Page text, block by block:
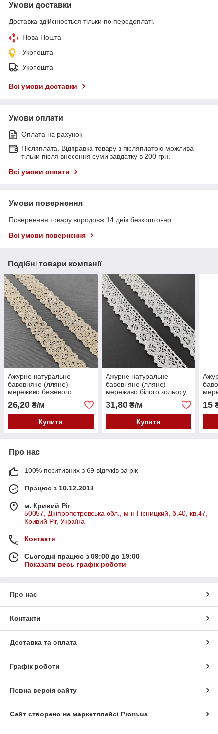
Умови доставки
Доставка здійснюється тільки по передоплаті.
Нова Пошта
Укрпошта
Укрпошта
Всі умови доставки
Умови оплати
Оплата на рахунок
Післяплата. Відправка товару з післяплатою можлива
тільки після внесення суми завдатку в 200 грн.
Всі умови оплати
Умови повернення
Повернення товару впродовж 14 днів безкоштовно
Всі умови повернення
Подібні товари компанії
Ажурне натуральне
бавовняне (лляне)
мереживо бежевого
кольору, ширина 2,3 см
26,20 ₴/м
Купити
Ажурне натуральне
бавовняне (лляне)
мереживо білого кольору,
ширина 2,5 см
31,80₴/м
Купити
см
15
Про нас
100% позитивних з 69 відгуків за рік
Працює з 10.12.2018
м. Кривий Ріг
50057, Дніпропетровська обл., м-н Гірницкий, б.40, кв.47,
Кривий Ріг, Україна
Контакти
Сьогодні працює з 09:00 до 19:00
Показати весь графік роботи
Про нас
Контакти
Доставка та оплата
Графік роботи
Повна версія сайту
Сайт створено на маркетплейсі Prom.ua